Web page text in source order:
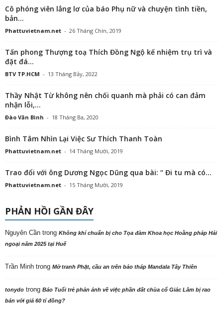
Cô phóng viên lẳng lơ của báo Phụ nữ và chuyện tình tiền,
bản...
Phattuvietnam.net - 26 Tháng Chín, 2019
Tấn phong Thượng toạ Thích Đồng Ngộ kế nhiệm trụ trì và
đặt đá...
BTV TP.HCM - 13 Tháng Bảy, 2022
Thầy Nhật Từ không nên chối quanh mà phải có can đảm
nhận lỗi,...
Đào Văn Bình - 18 Tháng Ba, 2020
Bình Tâm Nhìn Lại Việc Sư Thích Thanh Toàn
Phattuvietnam.net - 14 Tháng Mười, 2019
Trao đổi với ông Dương Ngọc Dũng qua bài: “ Đi tu mà có...
Phattuvietnam.net - 15 Tháng Mười, 2019
PHẢN HỒI GẦN ĐÂY
Nguyên Cần trong Không khí chuẩn bị cho Tọa đàm Khoa học Hoằng pháp Hải
ngoại năm 2025 tại Huế
Trần Minh trong Mở tranh Phật, cầu an trên bảo tháp Mandala Tây Thiên
tonydo trong Báo Tuổi trẻ phản ảnh về việc phần đất chùa cổ Giác Lâm bị rao
bán với giá 60 tỉ đồng?